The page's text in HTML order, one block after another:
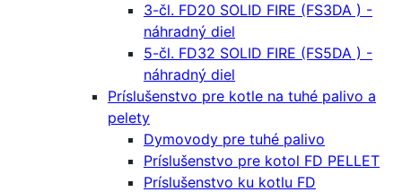
3-čl. FD20 SOLID FIRE (FS3DA ) -
náhradný diel
5-čl. FD32 SOLID FIRE (FS5DA ) -
náhradný diel
Príslušenstvo pre kotle na tuhé palivo a
pelety
Dymovody pre tuhé palivo
Príslušenstvo pre kotol FD PELLET
Príslušenstvo ku kotlu FD